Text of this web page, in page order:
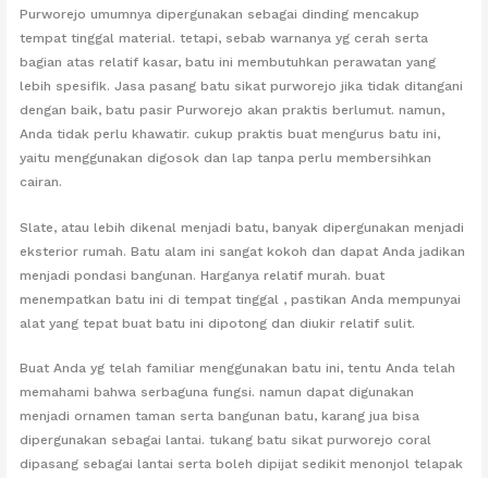
Purworejo umumnya dipergunakan sebagai dinding mencakup
tempat tinggal material. tetapi, sebab warnanya yg cerah serta
bagian atas relatif kasar, batu ini membutuhkan perawatan yang
lebih spesifik. Jasa pasang batu sikat purworejo jika tidak ditangani
dengan baik, batu pasir Purworejo akan praktis berlumut. namun,
Anda tidak perlu khawatir. cukup praktis buat mengurus batu ini,
yaitu menggunakan digosok dan lap tanpa perlu membersihkan
cairan.
Slate, atau lebih dikenal menjadi batu, banyak dipergunakan menjadi
eksterior rumah. Batu alam ini sangat kokoh dan dapat Anda jadikan
menjadi pondasi bangunan. Harganya relatif murah. buat
menempatkan batu ini di tempat tinggal , pastikan Anda mempunyai
alat yang tepat buat batu ini dipotong dan diukir relatif sulit.
Buat Anda yg telah familiar menggunakan batu ini, tentu Anda telah
memahami bahwa serbaguna fungsi. namun dapat digunakan
menjadi ornamen taman serta bangunan batu, karang jua bisa
dipergunakan sebagai lantai. tukang batu sikat purworejo coral
dipasang sebagai lantai serta boleh dipijat sedikit menonjol telapak